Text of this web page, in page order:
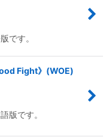
です。
Fight》(WOE)
版です。